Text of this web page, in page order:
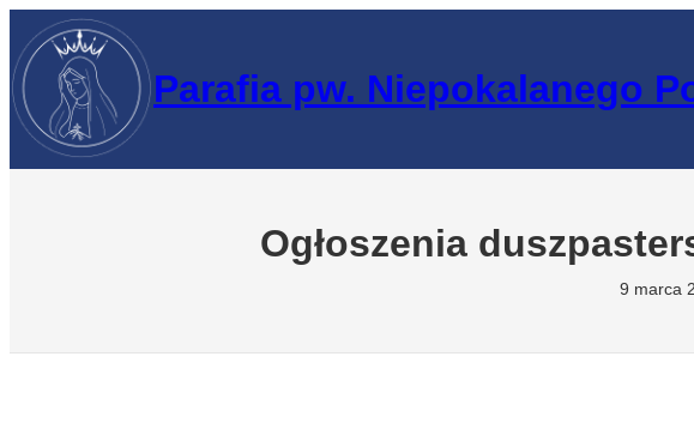
Przejdź
do
treści
Parafia pw. Niepokalanego
Ogłoszenia
9 marca